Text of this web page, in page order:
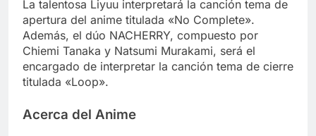
La talentosa Liyuu interpretará la canción tema de
apertura del anime titulada «No Complete».
Además, el dúo NACHERRY, compuesto por
Chiemi Tanaka y Natsumi Murakami, será el
encargado de interpretar la canción tema de cierre
titulada «Loop».
Acerca del Anime